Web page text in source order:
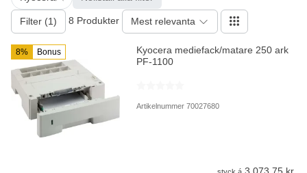
Filter (1) 8 Produkter Mest relevanta
8% Bonus
Kyocera mediefack/matare 250 ark
PF-1100
Artikelnummer 70027680